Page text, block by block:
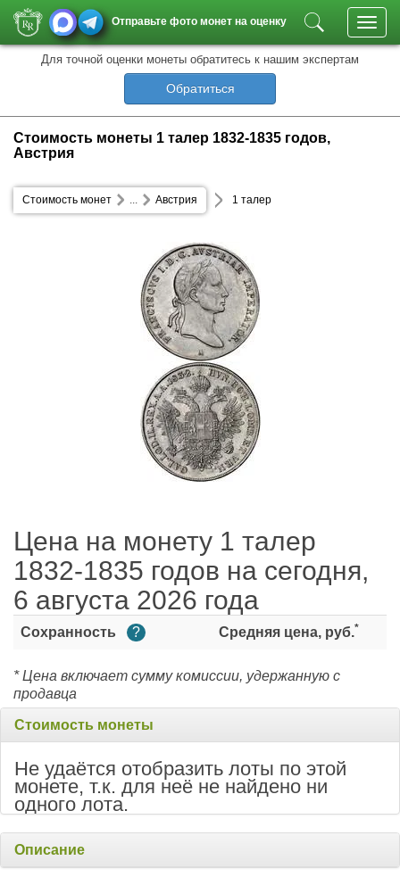
Отправьте фото монет на оценку
Для точной оценки монеты обратитесь к нашим экспертам
Обратиться
Стоимость монеты 1 талер 1832-1835 годов,
Австрия
Стоимость монет Австрия
... 1 талер
Цена на монету 1 талер
1832-1835 годов на сегодня,
6 августа 2026 года
Сохранность ? Средняя цена, руб.*
* Цена включает сумму комиссии, удержанную с
продавца
Стоимость монеты
Не удаётся отобразить лоты по этой
монете, т.к. для неё не найдено ни
одного лота.
Описание